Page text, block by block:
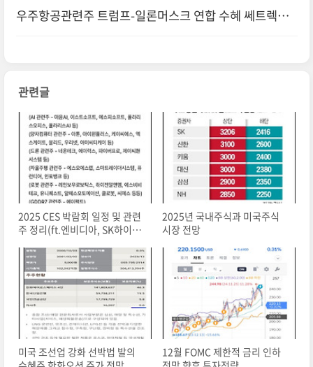
우주항공관련주 트럼프-일론머스크 연합 수혜 쎄트렉아
관련글
2025 CES 박람회 일정 및 관련
주 정리(ft.엔비디아, SK하이닉
2025년 국내주식과 미국주식
시장 전망
미국 조선업 강화 선박법 발의
12월 FOMC 제한적 금리 인하